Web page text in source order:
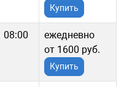
Купить
08:00
ежедневно
от 1600 руб.
Купить